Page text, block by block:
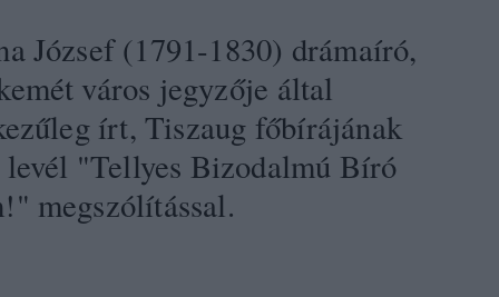
József (1791-1830) drámaíró,
város jegyzője által
írt, Tiszaug főbírájának
levél "Tellyes Bizodalmú Bíró
megszólítással.